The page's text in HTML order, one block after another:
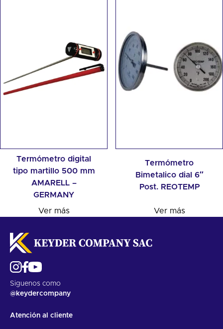
Termómetro digital
tipo martillo 500 mm
AMARELL –
GERMANY
Ver más
Termómetro
Bimetalico dial 6″
Post. REOTEMP
Ver más
Siguenos como
@keydercompany
Atención al cliente